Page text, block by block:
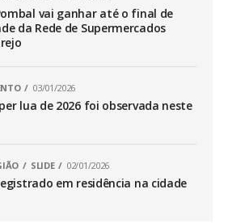
vai ganhar até o final de
da Rede de Supermercados
03/01/2026
lua de 2026 foi observada neste
SLIDE 02/01/2026
em residência na cidade